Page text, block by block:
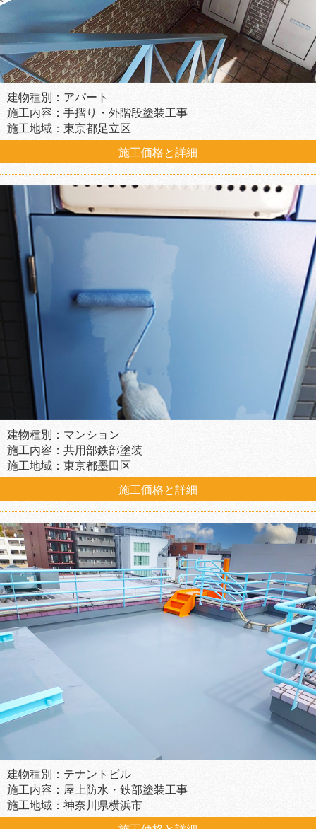
建物種別：アパート
施工内容：手摺り・外階段塗装工事
施工地域：東京都足立区
施工価格と詳細
建物種別：マンション
施工内容：共用部鉄部塗装
施工地域：東京都墨田区
施工価格と詳細
建物種別：テナントビル
施工内容：屋上防水・鉄部塗装工事
施工地域：神奈川県横浜市